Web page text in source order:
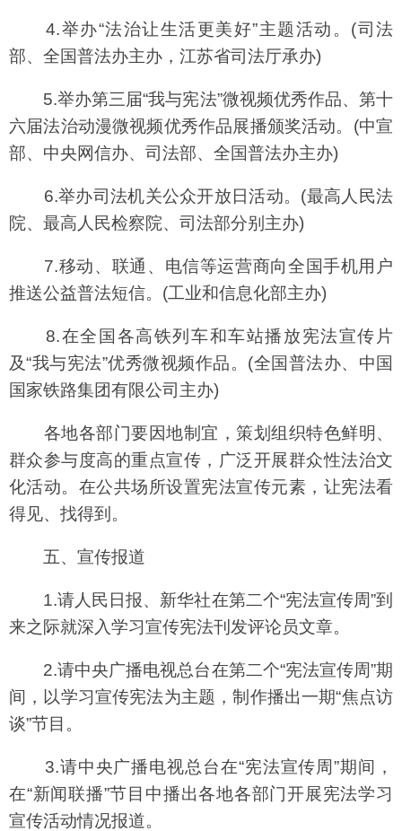
4.举办“法治让生活更美好”主题活动。(司法
部、全国普法办主办，江苏省司法厅承办)
5.举办第三届“我与宪法”微视频优秀作品、第十
六届法治动漫微视频优秀作品展播颁奖活动。(中宣
部、中央网信办、司法部、全国普法办主办)
6.举办司法机关公众开放日活动。(最高人民法
院、最高人民检察院、司法部分别主办)
7.移动、联通、电信等运营商向全国手机用户
推送公益普法短信。(工业和信息化部主办)
8.在全国各高铁列车和车站播放宪法宣传片
及“我与宪法”优秀微视频作品。(全国普法办、中国
国家铁路集团有限公司主办)
各地各部门要因地制宜，策划组织特色鲜明、
群众参与度高的重点宣传，广泛开展群众性法治文
化活动。在公共场所设置宪法宣传元素，让宪法看
得见、找得到。
五、宣传报道
1.请人民日报、新华社在第二个“宪法宣传周”到
来之际就深入学习宣传宪法刊发评论员文章。
2.请中央广播电视总台在第二个“宪法宣传周”期
间，以学习宣传宪法为主题，制作播出一期“焦点访
谈”节目。
3.请中央广播电视总台在“宪法宣传周”期间，
在“新闻联播”节目中播出各地各部门开展宪法学习
宣传活动情况报道。